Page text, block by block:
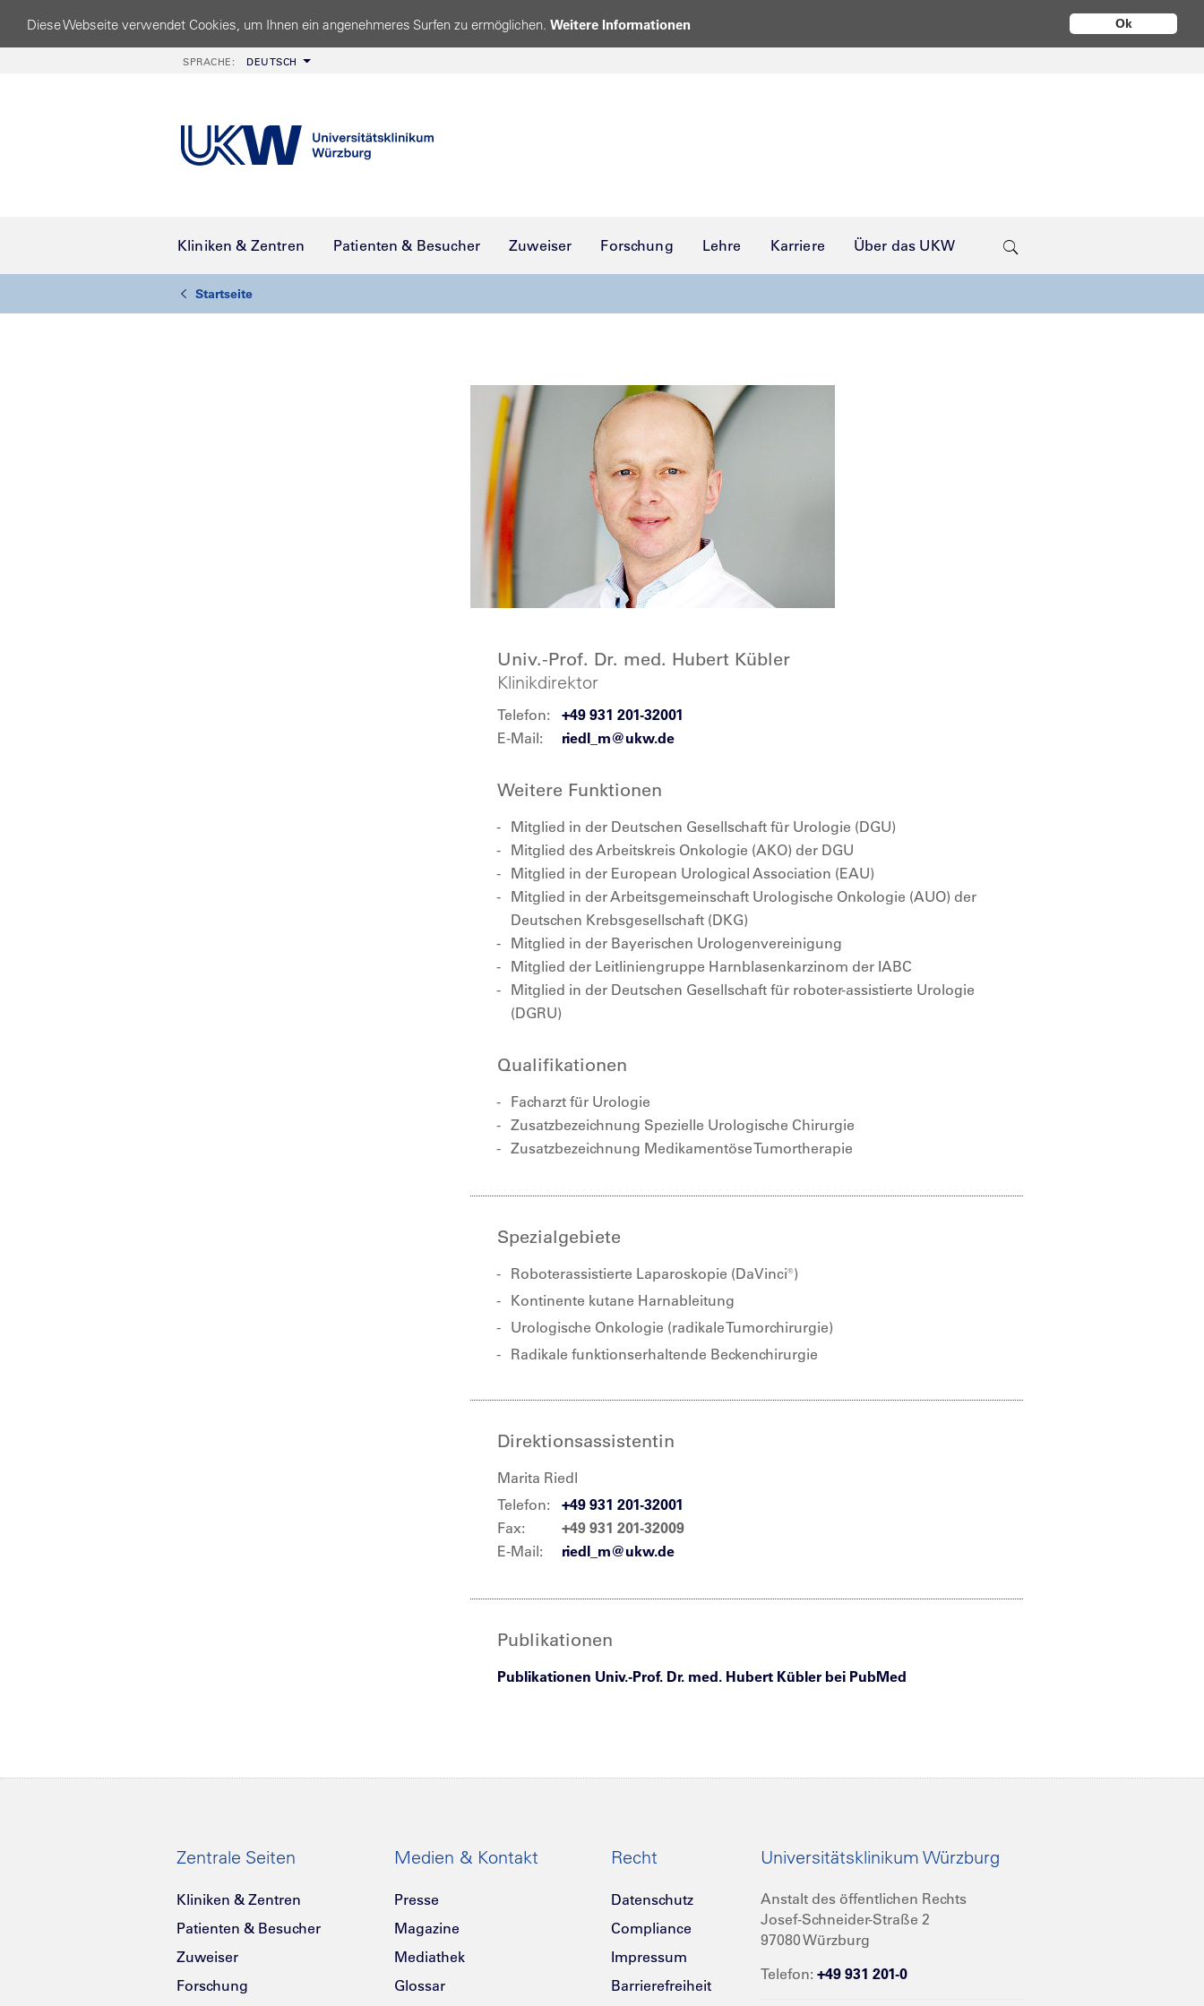
Ok
Diese Webseite verwendet Cookies, um Ihnen ein angenehmeres Surfen zu ermöglichen. Weitere Informationen
SPRACHE: DEUTSCH
Kliniken & Zentren Patienten & Besucher Zuweiser Forschung Lehre Karriere Über das UKW
Startseite
Univ.-Prof. Dr. med. Hubert Kübler
Klinikdirektor
Telefon:
+49 931 201-32001
E-Mail:
riedl_m@ukw.de
Weitere Funktionen
Mitglied in der Deutschen Gesellschaft für Urologie (DGU)
Mitglied des Arbeitskreis Onkologie (AKO) der DGU
Mitglied in der European Urological Association (EAU)
Mitglied in der Arbeitsgemeinschaft Urologische Onkologie (AUO) der
Deutschen Krebsgesellschaft (DKG)
Mitglied in der Bayerischen Urologenvereinigung
Mitglied der Leitliniengruppe Harnblasenkarzinom der IABC
Mitglied in der Deutschen Gesellschaft für roboter-assistierte Urologie
(DGRU)
Qualifikationen
Facharzt für Urologie
Zusatzbezeichnung Spezielle Urologische Chirurgie
Zusatzbezeichnung Medikamentöse Tumortherapie
Spezialgebiete
Roboterassistierte Laparoskopie (DaVinci®)
Kontinente kutane Harnableitung
Urologische Onkologie (radikale Tumorchirurgie)
Radikale funktionserhaltende Beckenchirurgie
Direktionsassistentin
Marita Riedl
Telefon:
+49 931 201-32001
Fax:
+49 931 201-32009
E-Mail:
riedl_m@ukw.de
Publikationen
Publikationen Univ.-Prof. Dr. med. Hubert Kübler bei PubMed
Zentrale Seiten
Kliniken & Zentren
Patienten & Besucher
Zuweiser
Forschung
Medien & Kontakt
Presse
Magazine
Mediathek
Glossar
Recht
Datenschutz
Compliance
Impressum
Barrierefreiheit
Universitätsklinikum Würzburg
Anstalt des öffentlichen Rechts
Josef-Schneider-Straße 2
97080 Würzburg
Telefon: +49 931 201-0